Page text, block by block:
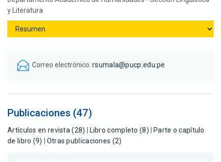
y Literatura
Correo electrónico: rsumala@pucp.edu.pe
Publicaciones (47)
Artículos en revista (28) Libro completo (8)
Parte o capítulo
de libro (9)
Otras publicaciones (2)